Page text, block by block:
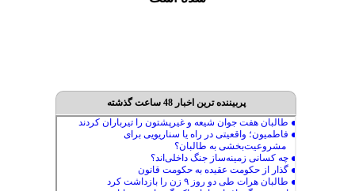
پربیننده ترین اخبار 48 ساعت گذشته